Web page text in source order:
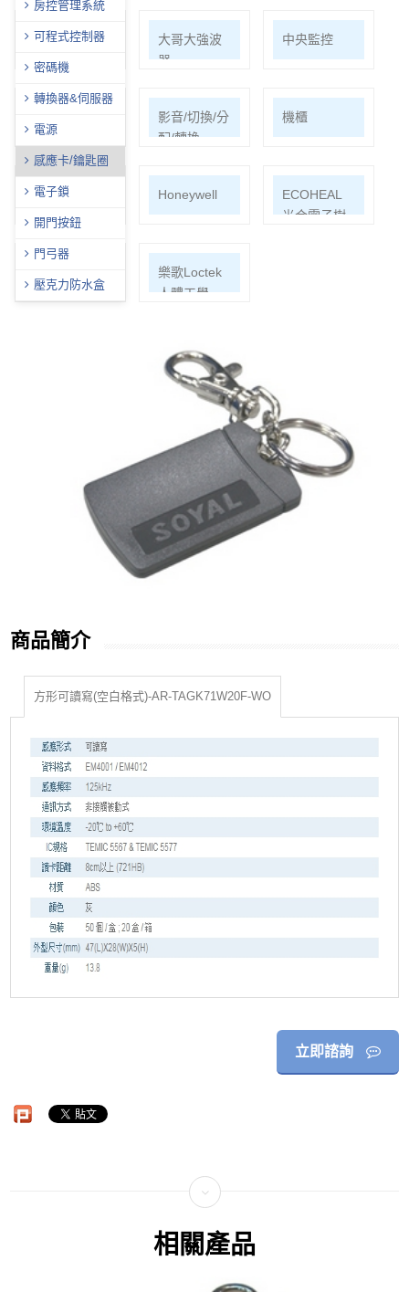
房控管理系統
可程式控制器
密碼機
轉換器&伺服器
電源
感應卡/鑰匙圈
電子鎖
開門按鈕
門弓器
壓克力防水盒
車道系統
大哥大強波
器
中央監控
影音/切換/分
配/轉換
機櫃
通信水電材
料
Honeywell
ECOHEAL
光合電子樹
機
樂歌Loctek
人體工學
商品簡介
方形可讀寫(空白格式)-AR-TAGK71W20F-WO
立即諮詢
相關產品